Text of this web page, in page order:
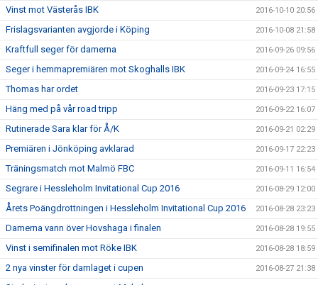
Vinst mot Västerås IBK 2016-10-10 20:56
Frislagsvarianten avgjorde i Köping 2016-10-08 21:58
Kraftfull seger för damerna 2016-09-26 09:56
Seger i hemmapremiären mot Skoghalls IBK 2016-09-24 16:55
Thomas har ordet 2016-09-23 17:15
Häng med på vår road tripp 2016-09-22 16:07
Rutinerade Sara klar för Å/K 2016-09-21 02:29
Premiären i Jönköping avklarad 2016-09-17 22:23
Träningsmatch mot Malmö FBC 2016-09-11 16:54
Segrare i Hessleholm Invitational Cup 2016 2016-08-29 12:00
Årets Poängdrottningen i Hessleholm Invitational Cup 2016 2016-08-28 23:23
Damerna vann över Hovshaga i finalen 2016-08-28 19:55
Vinst i semifinalen mot Röke IBK 2016-08-28 18:59
2 nya vinster för damlaget i cupen 2016-08-27 21:38